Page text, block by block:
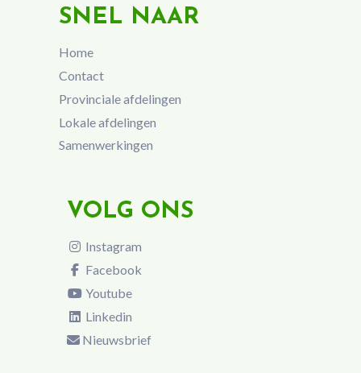
SNEL NAAR
Home
Contact
Provinciale afdelingen
Lokale afdelingen
Samenwerkingen
VOLG ONS
Instagram
Facebook
Youtube
Linkedin
Nieuwsbrief